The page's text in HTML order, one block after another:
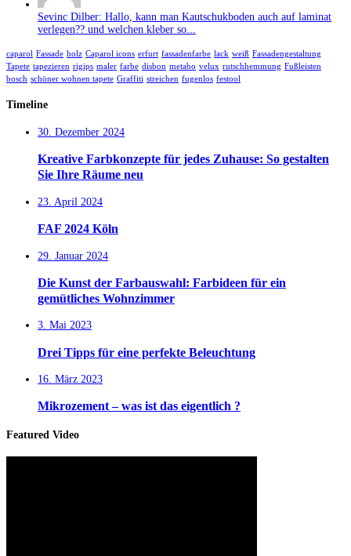
Sevinc Dilber: Hallo, kann man Kautschukboden auch auf laminat
verlegen?? und welchen kleber so...
caparol Fassade holz Caparol icons erfurt fassadenfarbe lack weiß Fassadengestaltung
Tapete tapezieren rigips maler farbe disbon metabo velux rutschhemmung Fußleisten
bosch schöner wohnen tapete Graffiti streichen fugenlos festool
Timeline
30. Dezember 2024
Kreative Farbkonzepte für jedes Zuhause: So gestalten
Sie Ihre Räume neu
23. April 2024
FAF 2024 Köln
29. Januar 2024
Die Kunst der Farbauswahl: Farbideen für ein
gemütliches Wohnzimmer
3. Mai 2023
Drei Tipps für eine perfekte Beleuchtung
16. März 2023
Mikrozement – was ist das eigentlich ?
Featured Video